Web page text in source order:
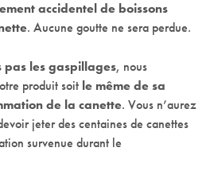
accidentel de boissons
. Aucune goutte ne sera perdue.
pas lesgaspillages, nous
produit soit le même de sa
de la canette. Vous n’aurez
jeter des centaines de canettes
survenue durant le